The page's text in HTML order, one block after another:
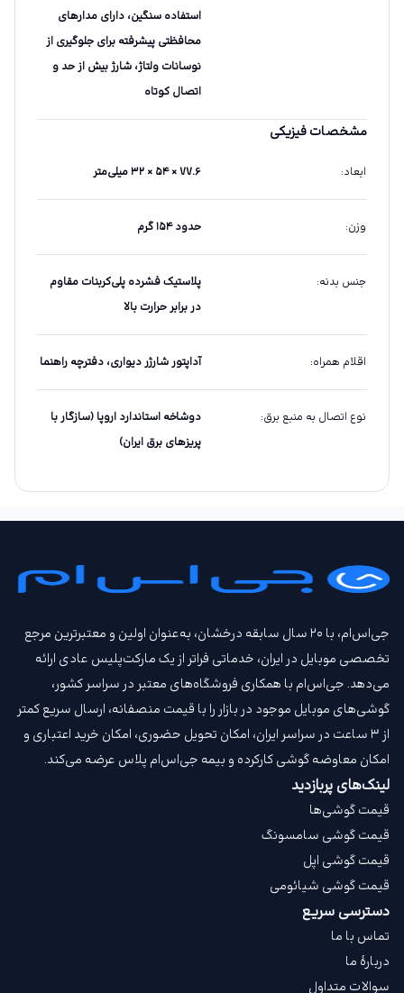
استفاده سنگین، دارای مدارهای
محافظتی پیشرفته برای جلوگیری از
نوسانات ولتاژ، شارژ بیش از حد و
اتصال کوتاه
مشخصات فیزیکی
ابعاد: ۷۷.۶ × ۵۴ × ۳۲ میلی‌متر
وزن: حدود ۱۵۴ گرم
جنس بدنه:
پلاستیک فشرده پلی‌کربنات مقاوم
در برابر حرارت بالا
اقلام همراه: آداپتور شارژر دیواری، دفترچه راهنما
نوع اتصال به منبع برق:
دوشاخه استاندارد اروپا (سازگار با
پریزهای برق ایران)
جی‌اس‌ام، با ۲۰ سال سابقه درخشان، به‌عنوان اولین و معتبرترین مرجع
تخصصی موبایل در ایران، خدماتی فراتر از یک مارکت‌پلیس عادی ارائه
می‌دهد. جی‌اس‌ام با همکاری فروشگاه‌های معتبر در سراسر کشور،
گوشی‌های موبایل موجود در بازار را با قیمت‌ منصفانه، ارسال سریع کمتر
از ۳ ساعت در سراسر ایران، امکان تحویل حضوری، امکان خرید اعتباری و
امکان معاوضه گوشی کارکرده و بیمه جی‌اس‌ام‌ پلاس عرضه می‌کند.
لینک‌های پربازدید
قیمت گوشی‌ها
قیمت گوشی سامسونگ
قیمت گوشی اپل
قیمت گوشی شیائومی
دسترسی سریع
تماس با ما
دربارهٔ ما
سوالات متداول